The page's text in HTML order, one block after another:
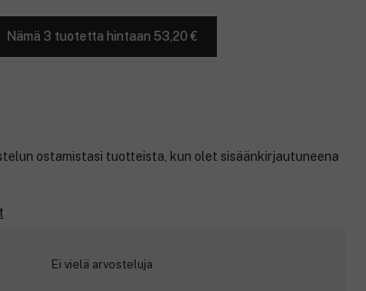
Nämä 3 tuotetta hintaan 53,20 €
ostamistasi tuotteista, kun olet sisäänkirjautuneena
Ei vielä arvosteluja